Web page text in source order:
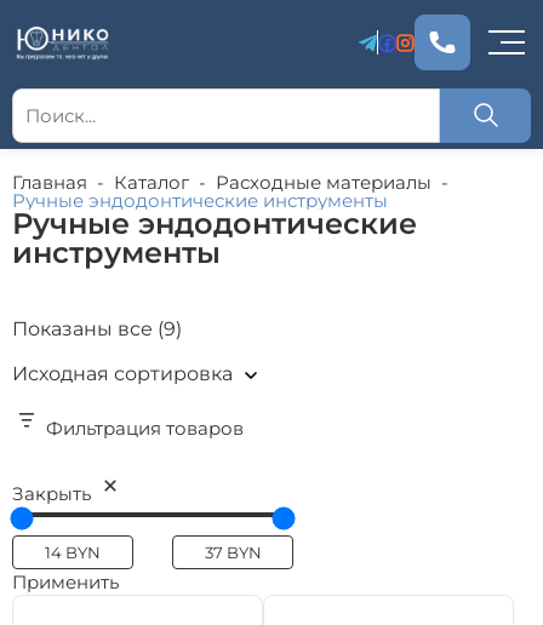
Главная - Каталог - Расходные материалы -
Ручные эндодонтические инструменты
Ручные эндодонтические
инструменты
Показаны все (9)
Фильтрация товаров
Закрыть
Применить